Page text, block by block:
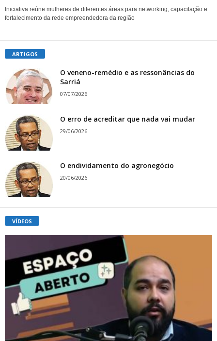
Iniciativa reúne mulheres de diferentes áreas para networking, capacitação e
fortalecimento da rede empreendedora da região
ARTIGOS
O veneno-remédio e as ressonâncias do
Sarriá
07/07/2026
O erro de acreditar que nada vai mudar
29/06/2026
O endividamento do agronegócio
20/06/2026
VÍDEOS